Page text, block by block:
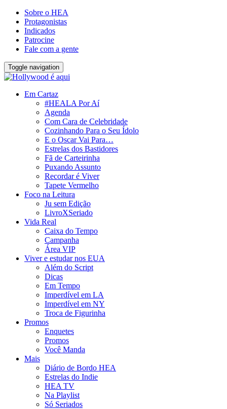
Sobre o HEA
Protagonistas
Indicados
Patrocine
Fale com a gente
Toggle navigation
Em Cartaz
#HEALA Por Aí
Agenda
Com Cara de Celebridade
Cozinhando Para o Seu Ídolo
E o Oscar Vai Para…
Estrelas dos Bastidores
Fã de Carteirinha
Puxando Assunto
Recordar é Viver
Tapete Vermelho
Foco na Leitura
Ju sem Edição
LivroXSeriado
Vida Real
Caixa do Tempo
Campanha
Área VIP
Viver e estudar nos EUA
Além do Script
Dicas
Em Tempo
Imperdível em LA
Imperdível em NY
Troca de Figurinha
Promos
Enquetes
Promos
Você Manda
Mais
Diário de Bordo HEA
Estrelas do Indie
HEA TV
Na Playlist
Só Seriados